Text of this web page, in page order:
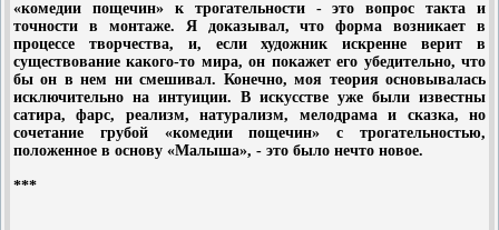
«комедии пощечин» к трогательности - это вопрос такта и
точности в монтаже. Я доказывал, что форма возникает в
процессе творчества, и, если художник искренне верит в
существование какого-то мира, он покажет его убедительно, что
бы он в нем ни смешивал. Конечно, моя теория основывалась
исключительно на интуиции. В искусстве уже были известны
сатира, фарс, реализм, натурализм, мелодрама и сказка, но
сочетание грубой «комедии пощечин» с трогательностью,
положенное в основу «Малыша», - это было нечто новое.
***